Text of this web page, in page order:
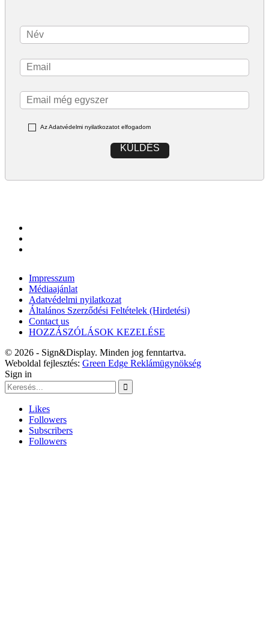
Az Adatvédelmi nyilatkozatot elfogadom
KÜLDÉS
Impresszum
Médiaajánlat
Adatvédelmi nyilatkozat
Általános Szerződési Feltételek (Hirdetési)
Contact us
HOZZÁSZÓLÁSOK KEZELÉSE
© 2026 - Sign&Display. Minden jog fenntartva.
Weboldal fejlesztés: Green Edge Reklámügynökség
Sign in
Likes
Followers
Subscribers
Followers